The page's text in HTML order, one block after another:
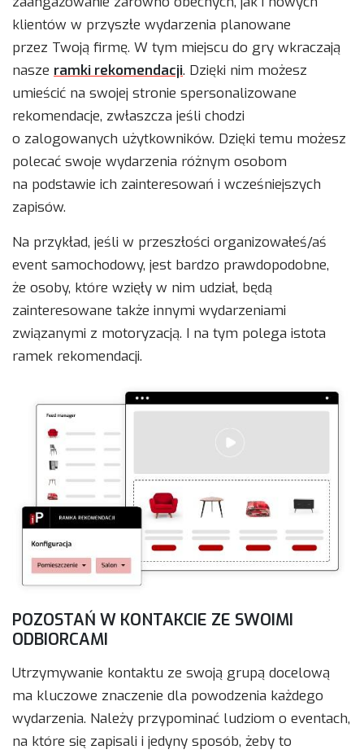
klientów w przyszłe wydarzenia planowane
przez Twoją firmę. W tym miejscu do gry wkraczają
nasze ramki rekomendacji. Dzięki nim możesz
umieścić na swojej stronie spersonalizowane
rekomendacje, zwłaszcza jeśli chodzi
o zalogowanych użytkowników. Dzięki temu możesz
polecać swoje wydarzenia różnym osobom
na podstawie ich zainteresowań i wcześniejszych
zapisów.
Na przykład, jeśli w przeszłości organizowałeś/aś
event samochodowy, jest bardzo prawdopodobne,
że osoby, które wzięły w nim udział, będą
zainteresowane także innymi wydarzeniami
związanymi z motoryzacją. I na tym polega istota
ramek rekomendacji.
POZOSTAŃ W KONTAKCIE ZE SWOIMI
ODBIORCAMI
Utrzymywanie kontaktu ze swoją grupą docelową
ma kluczowe znaczenie dla powodzenia każdego
wydarzenia. Należy przypominać ludziom o eventach,
na które się zapisali i jedyny sposób, żeby to